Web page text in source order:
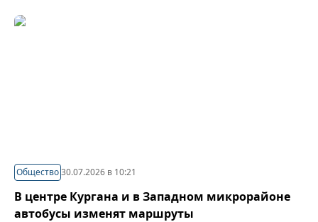
Общество30.07.2026 в 10:21
В центре Кургана и в Западном микрорайоне
автобусы изменят маршруты